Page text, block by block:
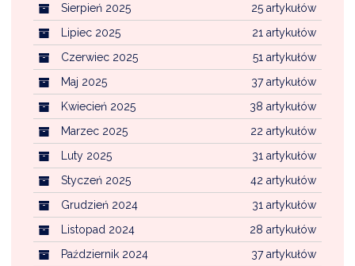
25 artykułów
Sierpień 2025
21 artykułów
Lipiec 2025
51 artykułów
Czerwiec 2025
37 artykułów
Maj 2025
38 artykułów
Kwiecień 2025
22 artykułów
Marzec 2025
31 artykułów
Luty 2025
42 artykułów
Styczeń 2025
31 artykułów
Grudzień 2024
28 artykułów
Listopad 2024
37 artykułów
Październik 2024